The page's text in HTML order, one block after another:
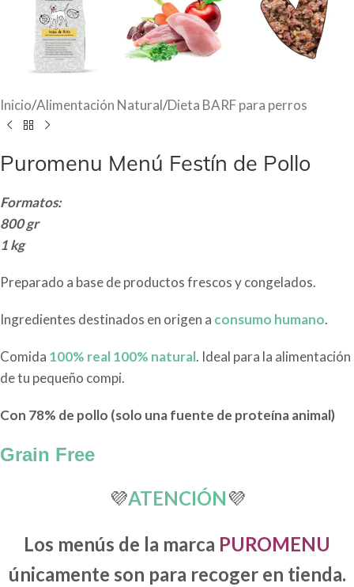
Inicio/Alimentación Natural/Dieta BARF para perros
Puromenu Menú Festín de Pollo
Formatos:
800 gr
1 kg
Preparado a base de productos frescos y congelados.
Ingredientes destinados en origen a consumo humano.
Comida 100% real 100% natural. Ideal para la alimentación
de tu pequeño compi.
Con 78% de pollo (solo una fuente de proteína animal)
Grain Free
💜ATENCIÓN💜
Los menús de la marca PUROMENU
únicamente son para recoger en tienda.